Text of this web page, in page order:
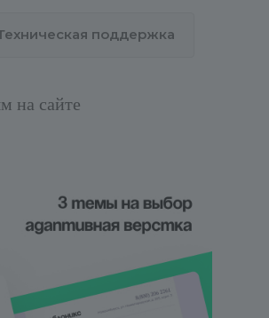
выбранное почтовое событие
5. Задайте оформление и
вас возникли трудности или
появились вопросы, вы можете
поддержку по e-mail:
info@conversite.ru . Пожалуйста,
указывайте в теме письма:
поддержка
на сайте